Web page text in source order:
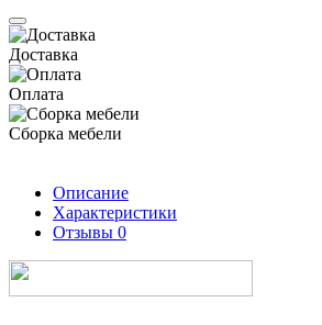
Доставка
Оплата
Сборка мебели
Описание
Характеристики
Отзывы 0